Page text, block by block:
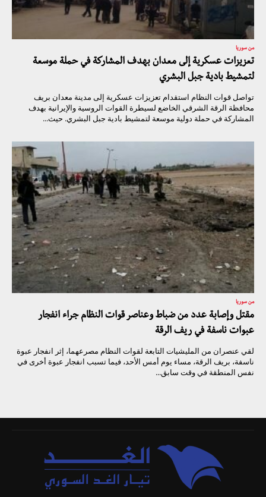
من سوريا
تعزيزات عسكرية إلى معدان بهدف المشاركة في حملة موسعة
لتمشيط بادية جبل البشري
تواصل قوات النظام استقدام تعزيزات عسكرية إلى مدينة معدان بريف
محافظة الرقة الشرقي الخاضع لسيطرة القوات الروسية والإيرانية بهدف
المشاركة في حملة دولية موسعة لتمشيط بادية جبل البشري. حيث...
من سوريا
مقتل وإصابة عدد من ضباط وعناصر قوات النظام جراء انفجار
عبوات ناسفة في ريف الرقة
لقي عنصران من المليشيات التابعة لقوات النظام مصرعهما، إثر انفجار عبوة
ناسفة، بريف الرقة، مساء يوم أمس الأحد، فيما تسبب انفجار عبوة أخرى في
نفس المنطقة في وقت سابق...